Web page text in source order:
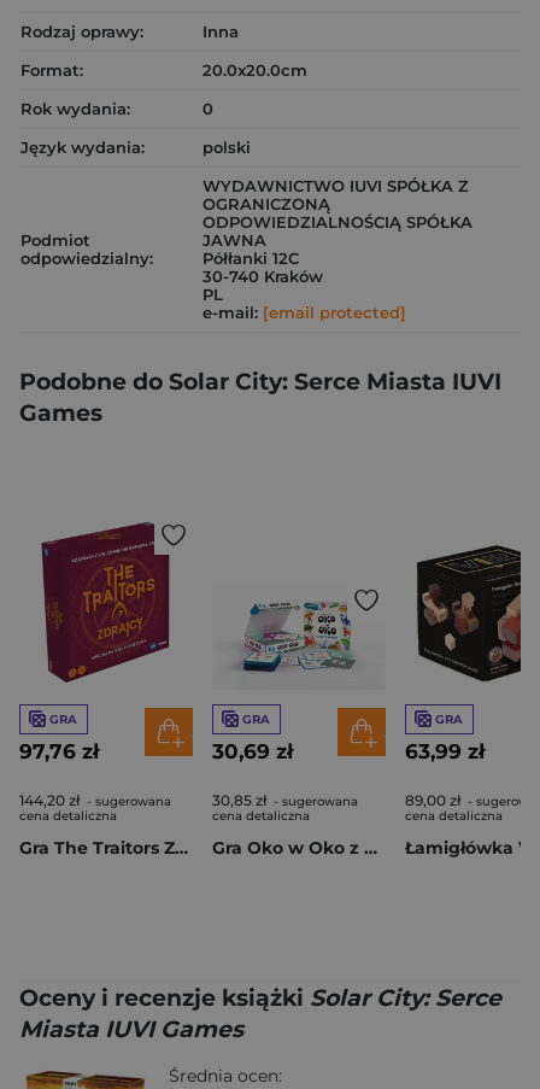
Rodzaj oprawy:
Inna
Format:
20.0x20.0cm
Rok wydania:
0
Język wydania:
polski
Podmiot
odpowiedzialny:
WYDAWNICTWO IUVI SPÓŁKA Z
OGRANICZONĄ
ODPOWIEDZIALNOŚCIĄ SPÓŁKA
JAWNA
Półłanki 12C
30-740 Kraków
PL
e-mail: [email protected]
Podobne do Solar City: Serce Miasta IUVI
Games
GRA
97,76 zł
144,20 zł - sugerowana
cena detaliczna
Gra The Traitors Zdrajcy
GRA
30,69 zł
30,85 zł - sugerowana
cena detaliczna
Gra Oko w Oko z czytaniem
GRA
63,99 zł
89,00 zł -
cena detaliczna
Oceny i recenzje książki Solar City: Serce
Miasta IUVI Games
Średnia ocen: